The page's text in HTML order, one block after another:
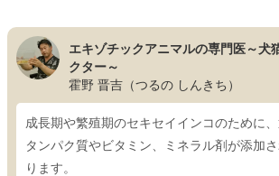
エキゾチックアニマルの専門医～犬
クター～
霍野 晋吉（つるの しんきち）
成長期や繁殖期のセキセイインコのために
タンパク質やビタミン、ミネラル剤が添加
ります。